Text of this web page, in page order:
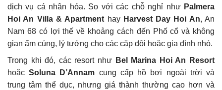
dịch vụ cá nhân hóa. So với các chỗ nghỉ như Palmera
Hoi An Villa & Apartment hay Harvest Day Hoi An, An
Nam 68 có lợi thế về khoảng cách đến Phố cổ và không
gian ấm cúng, lý tưởng cho các cặp đôi hoặc gia đình nhỏ.
Trong khi đó, các resort như Bel Marina Hoi An Resort
hoặcSoluna D’Annam cung cấp hồ bơi ngoài trời và
trung tâm thể dục, nhưng giá thành thường cao hơn và